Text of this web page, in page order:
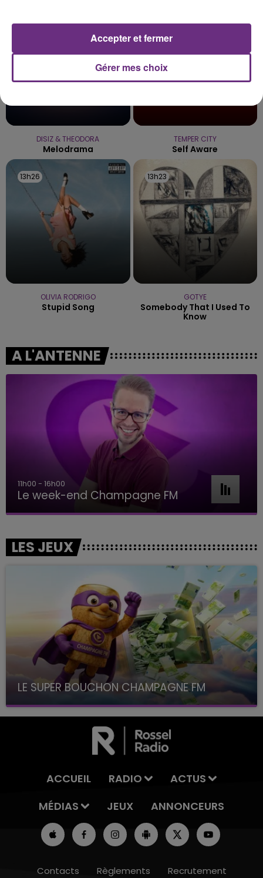
DISIZ & THEODORA
Melodrama
TEMPER CITY
Self Aware
13h26
13h26
OLIVIA RODRIGO
Stupid Song
13h23
13h23
GOTYE
Somebody That I Used To
Know
A L'ANTENNE
16h00 - 20h00
Le Week-end Champagne FM
LES JEUX
LE SUPER BOUCHON CHAMPAGNE FM
avec La Famille Champagne FM, à 8H10
ACCUEIL RADIO
ACTUS
MÉDIAS
JEUX ANNONCEURS
Contacts Règlements Recrutement
Gérer mes choix
Accepter et fermer